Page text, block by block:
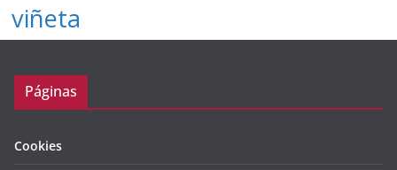
viñeta
Páginas
Cookies